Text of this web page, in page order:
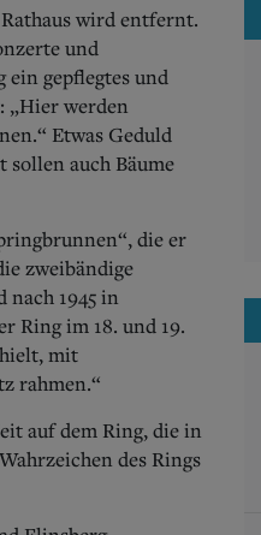
wird entfernt.
und
gepflegtes und
„Hier werden
Etwas Geduld
auch Bäume
die er
zweibändige
nach 1945 in
Ring im 18. und 19.
mit
rahmen.“
auf dem Ring, die in
des Rings